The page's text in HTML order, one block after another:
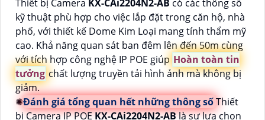
Thiết bị Camera KX-CAi2204N2-AB có các thông số
kỹ thuật phù hợp cho việc lắp đặt trong căn hộ, nhà
phố, với thiết kế Dome Kim Loại mang tính thẩm mỹ
cao. Khả năng quan sát ban đêm lên đến 50m cùng
với tích hợp công nghệ IP POE giúp Hoàn toàn tin
tưởng chất lượng truyền tải hình ảnh mà không bị
giảm.
✺Đánh giá tổng quan hết những thông sốThiết
bị Camera IP POEKX-CAi2204N2-ABlà sự lựa chọn